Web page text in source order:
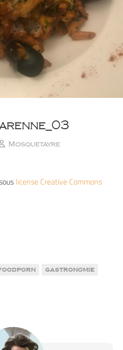
Mosquetayre
license Creative Commons
gastronomie